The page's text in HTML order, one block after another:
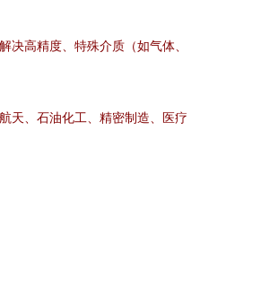
决高精度、特殊介质（如气体、
天、石油化工、精密制造、医疗